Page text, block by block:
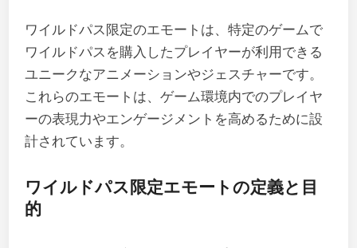
ワイルドパス限定のエモートは、特定のゲームで
ワイルドパスを購入したプレイヤーが利用できる
ユニークなアニメーションやジェスチャーです。
これらのエモートは、ゲーム環境内でのプレイヤ
ーの表現力やエンゲージメントを高めるために設
計されています。
ワイルドパス限定エモートの定義と目
的